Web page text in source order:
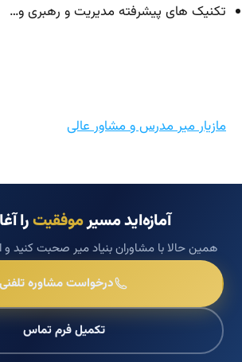
تکنیک های پیشرفته مدیریت و رهبری و…
مازیار میر مدرس و مشاور عالی
آمازه‌اید مسیرموفقیترا
همین حالا با مشاوران بنیاد میر صحبت کنید و
درخواست مشاوره تلفنی
تکمیل فرم تماس